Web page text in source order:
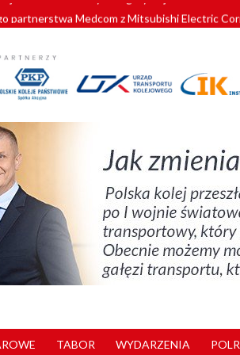
partnerstwa Medcom z Mitsubishi Electric
znów szuka dostawcy nowych EZT
kolejowych w północnej Wielkopolsce.
nowe standardy kategoryzacji dworców
TABOR WYDARZENIA